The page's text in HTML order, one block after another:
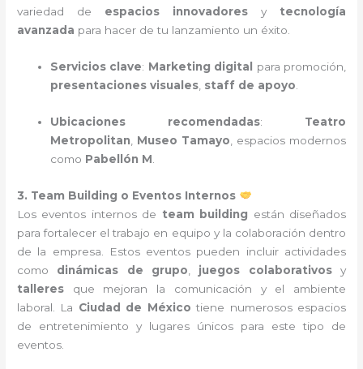
variedad de espacios innovadores y tecnología
avanzada para hacer de tu lanzamiento un éxito.
Servicios clave: Marketing digital
para promoción,
presentaciones visuales staff de apoyo
Ubicaciones recomendadas: Teatro
Metropolitan
Museo Tamayo , espacios modernos
como Pabellón M
3. Team Building o Eventos Internos
Los eventos internos de team building están diseñados
para fortalecer el trabajo en equipo y la colaboración dentro
de la empresa. Estos eventos pueden incluir actividades
como dinámicas de grupo juegos colaborativosy
talleres que mejoran la comunicación y el ambiente
laboral. La Ciudad de México tiene numerosos espacios
de entretenimiento y lugares únicos para este tipo de
eventos.